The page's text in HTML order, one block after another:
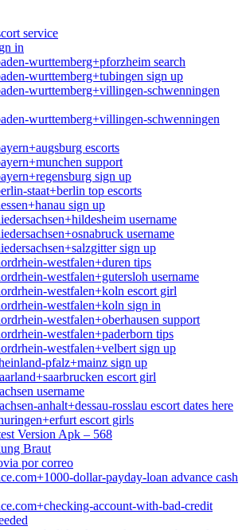
service
in
wurttemberg+pforzheim search
wurttemberg+tubingen sign up
wurttemberg+villingen-schwenningen
wurttemberg+villingen-schwenningen
escorts
support
sign up
staat+berlin top escorts
sign up
username
username
sign up
westfalen+duren tips
westfalen+gutersloh username
westfalen+koln escort girl
westfalen+koln sign in
westfalen+oberhausen support
westfalen+paderborn tips
westfalen+velbert sign up
pfalz+mainz sign up
escort girl
username
anhalt+dessau-rosslau escort dates here
escort girls
Version Apk – 568
Braut
por correo
dollar-payday-loan advance cash
account-with-bad-credit